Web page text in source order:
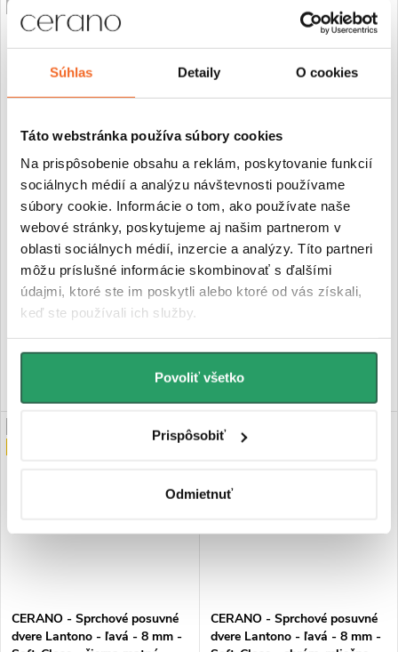
Súhlas Detaily O cookies
Táto webstránka používa súbory cookies
Na prispôsobenie obsahu a reklám, poskytovanie funkcií
sociálnych médií a analýzu návštevnosti používame
súbory cookie. Informácie o tom, ako používate naše
webové stránky, poskytujeme aj našim partnerom v
oblasti sociálnych médií, inzercie a analýzy. Títo partneri
môžu príslušné informácie skombinovať s ďalšími
údajmi, ktoré ste im poskytli alebo ktoré od vás získali,
keď ste používali ich služby.
Povoliť všetko
Prispôsobiť
Odmietnuť
CERANO - Sprchové posuvné
dvere Santoro Ľ/P - 8 mm -
čierna matná, grafitové sklo -
160x195 cm
€372,52
Na ceste
CERANO - Sprchové posuvné
dvere Varone POINT Ľ/P - 6
mm - čierna matná,
transparentné sklo - 160x195
cm
€292,60
CERANO - Sprchové posuvné
dvere Lantono - ľavá - 8 mm -
PREDĹŽENÁ ZÁRUKA
PREMIUM
CERANO - Sprchové posuvné
dvere Lantono - ľavá - 8 mm -